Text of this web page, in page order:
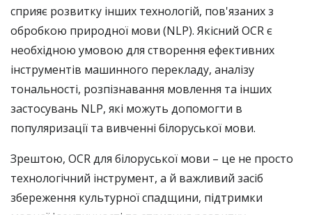
сприяє розвитку інших технологій, пов'язаних з
обробкою природної мови (NLP). Якісний OCR є
необхідною умовою для створення ефективних
інструментів машинного перекладу, аналізу
тональності, розпізнавання мовлення та інших
застосувань NLP, які можуть допомогти в
популяризації та вивченні білоруської мови.
Зрештою, OCR для білоруської мови – це не просто
технологічний інструмент, а й важливий засіб
збереження культурної спадщини, підтримки